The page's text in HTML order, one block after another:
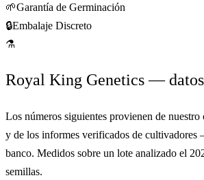
🌱Garantía de Germinación
🔒Embalaje Discreto
⚗
Royal King Genetics —
Los números siguientes provienen de
y de los informes verificados de
banco. Medidos sobre un lote analizado el
semillas.